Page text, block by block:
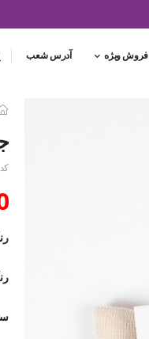
فروش ویژه آدرس شعب